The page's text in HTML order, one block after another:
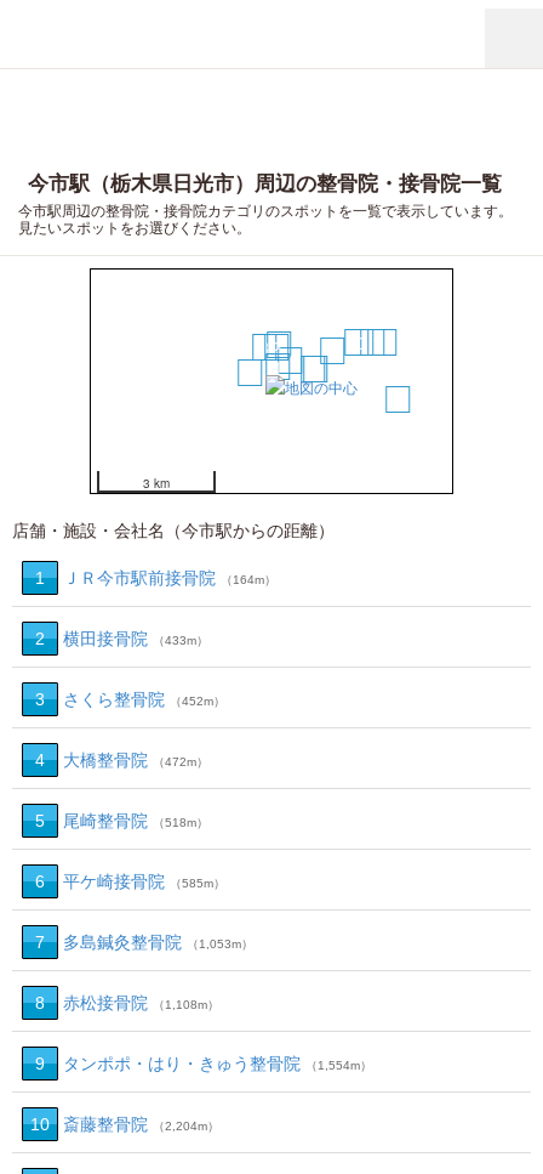
今市駅（栃木県日光市）周辺の整骨院・接骨院一覧
今市駅周辺の整骨院・接骨院カテゴリのスポットを一覧で表示しています。
見たいスポットをお選びください。
1
2
3
4
5
9 10
3 km
店舗・施設・会社名（今市駅からの距離）
1 ＪＲ今市駅前接骨院 （164m）
2 横田接骨院 （433m）
3 さくら整骨院 （452m）
4 大橋整骨院 （472m）
5 尾崎整骨院 （518m）
6 平ケ崎接骨院 （585m）
7 多島鍼灸整骨院 （1,053m）
8 赤松接骨院 （1,108m）
9 タンポポ・はり・きゅう整骨院 （1,554m）
10 斎藤整骨院 （2,204m）